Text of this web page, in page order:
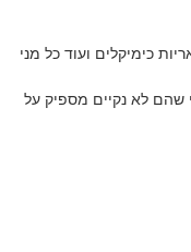
כימיקלים ועוד כל מני
שהם לא נקיים מספיק על